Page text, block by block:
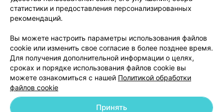
Написать руководителю 103.by
Обработка персональных данных
статистики и предоставления персонализированных
рекомендаций.
Вы можете настроить параметры использования файлов
cookie или изменить свое согласие в более позднее время.
Для получения дополнительной информации о целях,
сроках и порядке использования файлов cookie вы
можете ознакомиться с нашей Политикой обработки
файлов cookie
Принять